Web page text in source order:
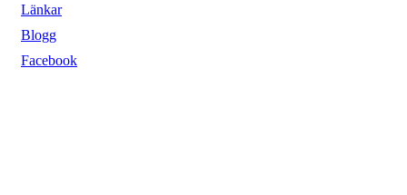
Länkar
Blogg
Facebook